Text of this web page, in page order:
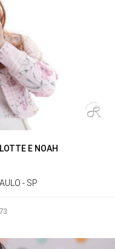
E NOAH
- SP
73